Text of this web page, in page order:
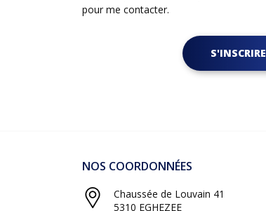
pour me contacter.
S'INSCRIRE
NOS COORDONNÉES
Chaussée de Louvain 41
5310 EGHEZEE